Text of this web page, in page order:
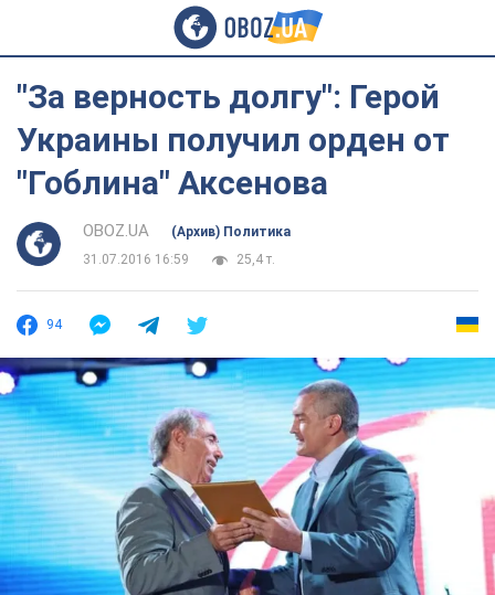
"За верность долгу": Герой
Украины получил орден от
"Гоблина" Аксенова
OBOZ.UA
(Архив) Политика
31.07.2016 16:59
25,4 т.
94